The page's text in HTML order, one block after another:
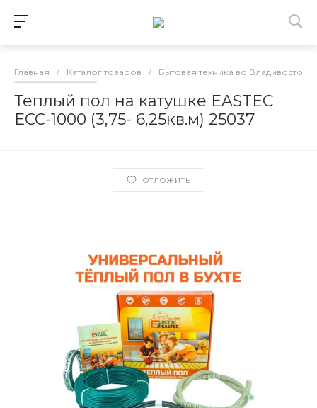
Главная / Каталог товаров / Бытовая техника во Владивостоке
Теплый пол на катушке EASTEC
ECC-1000 (3,75- 6,25кв.м) 25037
ОТЛОЖИТЬ